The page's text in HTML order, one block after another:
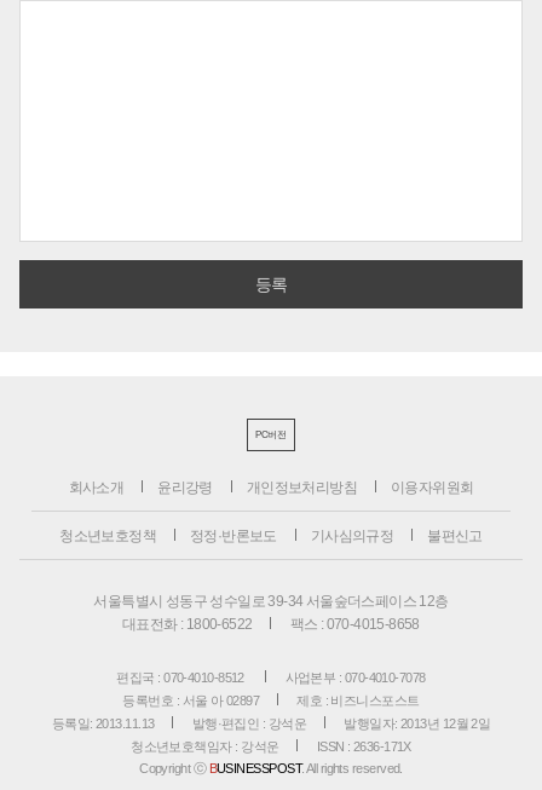
PC버전
회사소개 윤리강령 개인정보처리방침 이용자위원회
청소년보호정책 정정·반론보도 기사심의규정 불편신고
서울특별시 성동구 성수일로 39-34 서울숲더스페이스 12층
대표전화 : 1800-6522
팩스 : 070-4015-8658
편집국 : 070-4010-8512
사업본부 : 070-4010-7078
등록번호 : 서울 아 02897
제호 : 비즈니스포스트
등록일: 2013.11.13
발행·편집인 : 강석운
발행일자: 2013년 12월 2일
청소년보호책임자 : 강석운
ISSN : 2636-171X
Copyright ⓒ BUSINESSPOST. All rights reserved.